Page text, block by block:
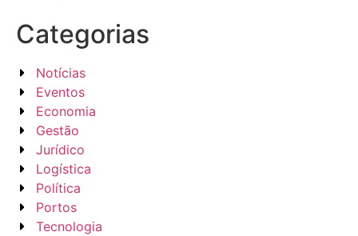
Categorias
Notícias
Eventos
Economia
Gestão
Jurídico
Logística
Política
Portos
Tecnologia